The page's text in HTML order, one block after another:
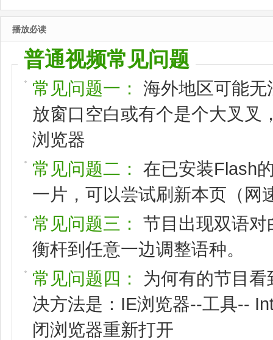
播放必读
普通视频常见问题
常见问题一：
海外地区可能
放窗口空白或有个是个大叉叉
浏览器
常见问题二：
在已安装Flash
一片，可以尝试刷新本页（网
常见问题三：
节目出现双语
衡杆到任意一边调整语种。
常见问题四：
为何有的节目
决方法是：IE浏览器--工具--
闭浏览器重新打开